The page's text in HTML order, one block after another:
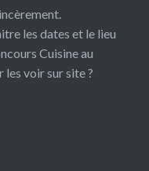
les dates et le lieu
Cuisine au
les voir sur site ?